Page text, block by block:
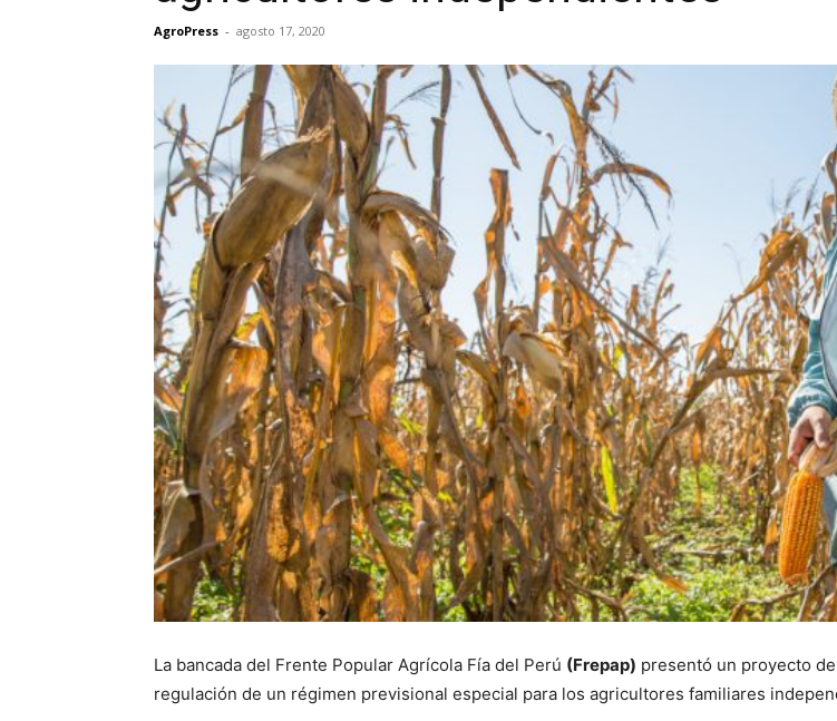
AgroPress - agosto 17, 2020
La bancada del Frente Popular Agrícola Fía del Perú (Frepap) presentó un proyecto
regulación de un régimen previsional especial para los agricultores familiares